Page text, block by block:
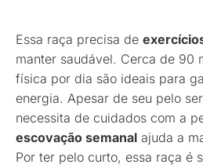
Essa raça precisa de
manter saudável. Cerca de 90
física por dia são ideais para
energia. Apesar de seu pelo
necessita de cuidados com a
escovação semanal ajuda a
Por ter pelo curto, essa raça é